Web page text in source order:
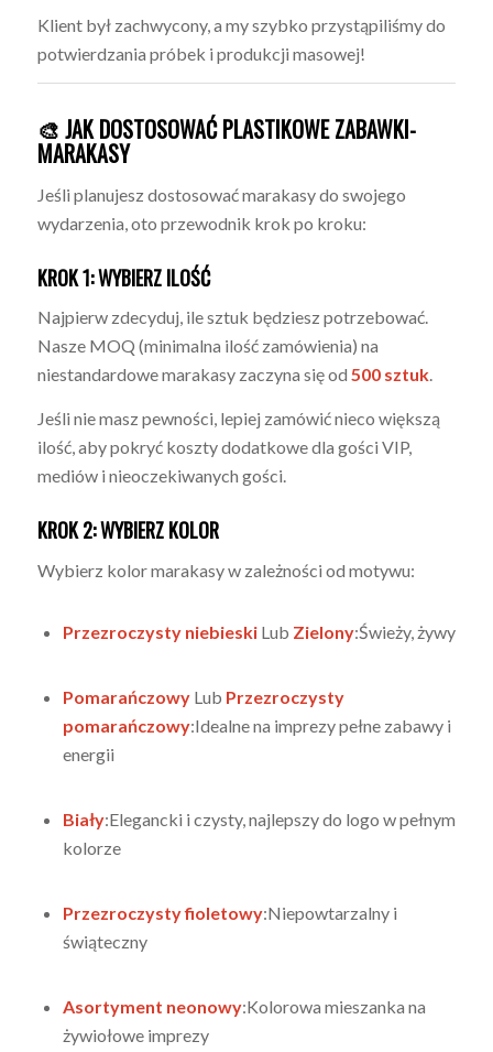
Klient był zachwycony, a my szybko przystąpiliśmy do
potwierdzania próbek i produkcji masowej!
🎨 JAK DOSTOSOWAĆ PLASTIKOWE ZABAWKI-
MARAKASY
Jeśli planujesz dostosować marakasy do swojego
wydarzenia, oto przewodnik krok po kroku:
KROK 1: WYBIERZ ILOŚĆ
Najpierw zdecyduj, ile sztuk będziesz potrzebować.
Nasze MOQ (minimalna ilość zamówienia) na
niestandardowe marakasy zaczyna się od 500 sztuk.
Jeśli nie masz pewności, lepiej zamówić nieco większą
ilość, aby pokryć koszty dodatkowe dla gości VIP,
mediów i nieoczekiwanych gości.
KROK 2: WYBIERZ KOLOR
Wybierz kolor marakasy w zależności od motywu:
Przezroczysty niebieskiLub Zielony:Świeży, żywy
PomarańczowyLub Przezroczysty
pomarańczowy:Idealne na imprezy pełne zabawy i
energii
Biały:Elegancki i czysty, najlepszy do logo w pełnym
kolorze
Przezroczysty fioletowy:Niepowtarzalny i
świąteczny
Asortyment neonowy:Kolorowa mieszanka na
żywiołowe imprezy